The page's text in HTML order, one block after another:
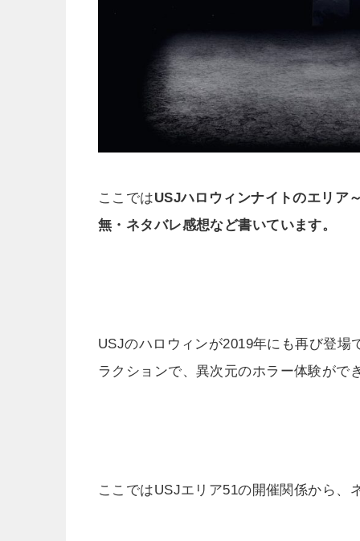
ここではUSJハロウィンナイトのエリア
無・ネタバレ感想など書いています。
USJのハロウィンが2019年にも再び登場
ラクションで、異次元のホラー体験がで
ここではUSJエリア51の開催関係から、